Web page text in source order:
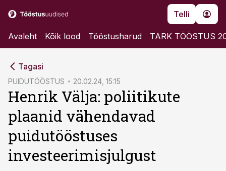
Telli
Avaleht Kõik lood Tööstusharud TARK TÖÖSTUS
Tagasi
PUIDUTÖÖSTUS 20.02.24, 15:15
Henrik Välja: poliitikute
plaanid vähendavad
puidutööstuses
investeerimisjulgust